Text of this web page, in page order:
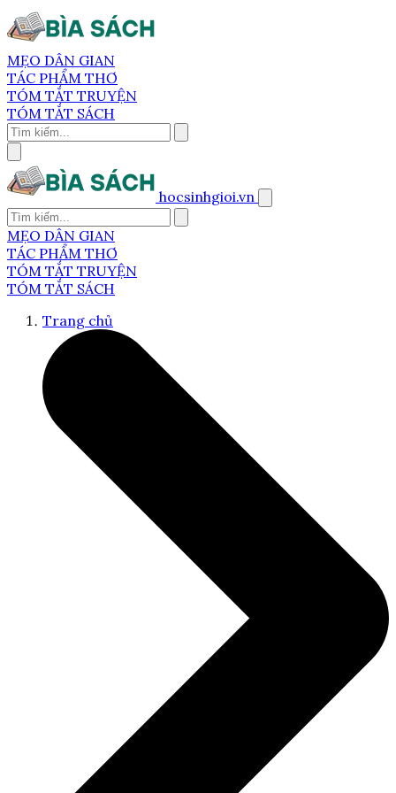
MẸO DÂN GIAN
TÁC PHẨM THƠ
TÓM TẮT TRUYỆN
TÓM TẮT SÁCH
hocsinhgioi.vn
MẸO DÂN GIAN
TÁC PHẨM THƠ
TÓM TẮT TRUYỆN
TÓM TẮT SÁCH
Trang chủ